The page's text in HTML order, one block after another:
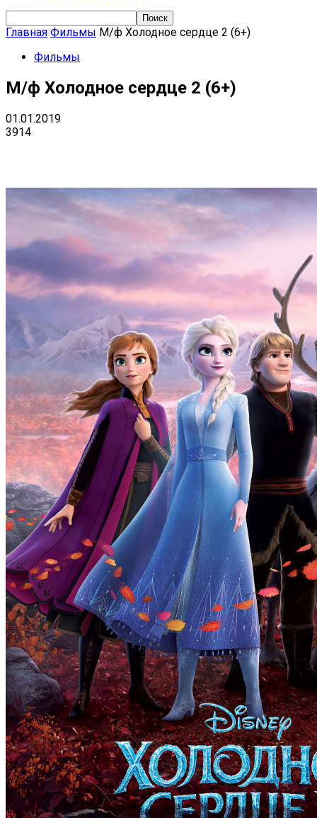
Главная Фильмы М/ф Холодное сердце 2 (6+)
Фильмы
М/ф Холодное сердце 2 (6+)
01.01.2019
3914